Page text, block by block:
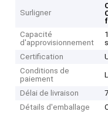
Surligner
Capacité
d'approvisionnement
Certification
Conditions de
paiement
Délai de livraison
Détails d'emballage